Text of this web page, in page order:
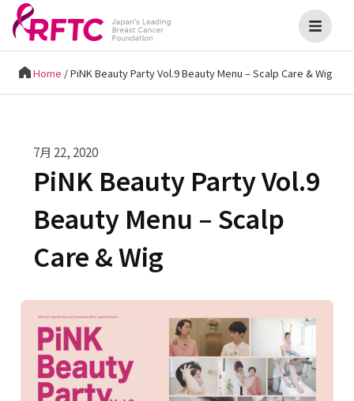
Home /PiNK Beauty Party Vol.9 Beauty Menu – Scalp Care & Wig
7月 22, 2020
PiNK Beauty Party Vol.9
Beauty Menu – Scalp
Care & Wig